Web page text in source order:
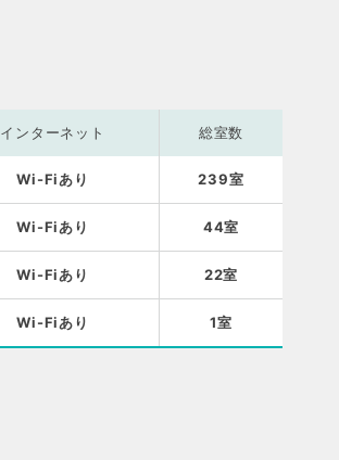
インターネット 総室数
Wi-Fiあり 239室
Wi-Fiあり 44室
Wi-Fiあり 22室
Wi-Fiあり 1室